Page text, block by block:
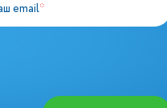
email*